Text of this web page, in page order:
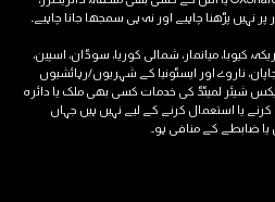
پڑھنا چاہیے اور نہ ہی سمجھا جانا چاہیے۔
کیوبا، ​​میانمار، شمالی کوریا، سوڈان، اسپین،
جاپان، ناروے اور ایسٹونیا کے شہریوں/رہائشیوں
شیئر لمیٹڈ کی خدمات کسی بھی ملک یا دائرہ
یا استعمال کرنے کے لیے نہیں ہیں جہاں
ضابطے کے منافی ہو۔.